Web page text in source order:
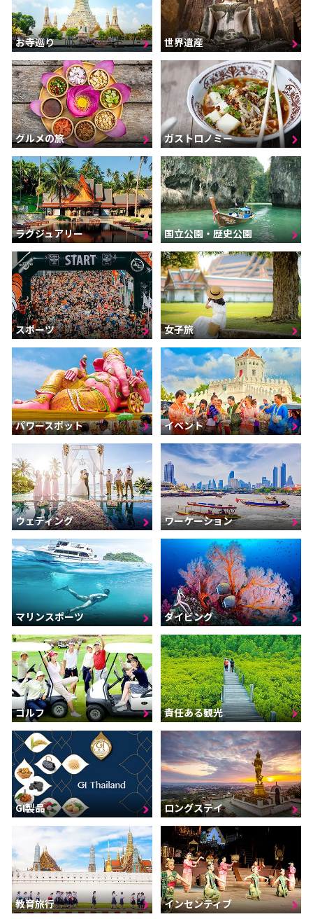
お寺巡り 世界遺産
グルメの旅 ガストロノミー
ラグジュアリー 国立公園・歴史公園
スポーツ 女子旅
パワースポット イベント
ウェディング ワーケーション
マリンスポーツ ダイビング
ゴルフ 責任ある観光
GI製品 ロングステイ
教育旅行 インセンティブ